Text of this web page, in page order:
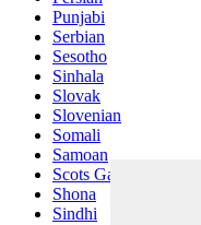
Punjabi
Serbian
Sesotho
Sinhala
Slovak
Slovenian
Somali
Samoan
Scots Gaelic
Shona
Sindhi